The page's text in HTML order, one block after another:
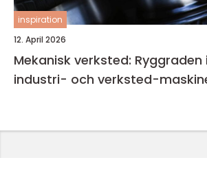
inspiration
12. April 2026
Mekanisk verksted:
industri- och verksted-